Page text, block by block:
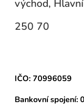
východ,
250 70
IČO: 70996059
Bankovní spojení: